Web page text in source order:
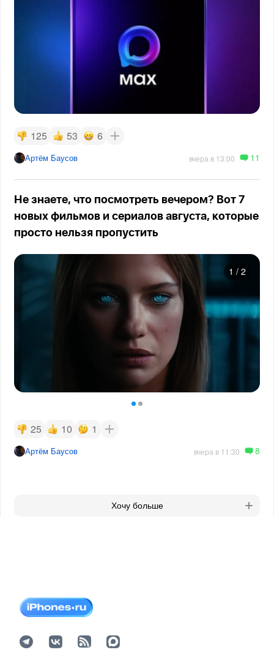
125 53 6
Артём Баусов вчера в 13:00 11
Не знаете, что посмотреть вечером? Вот 7
новых фильмов и сериалов августа, которые
просто нельзя пропустить
1 / 2
25 10 1
Артём Баусов вчера в 11:30 8
Хочу больше